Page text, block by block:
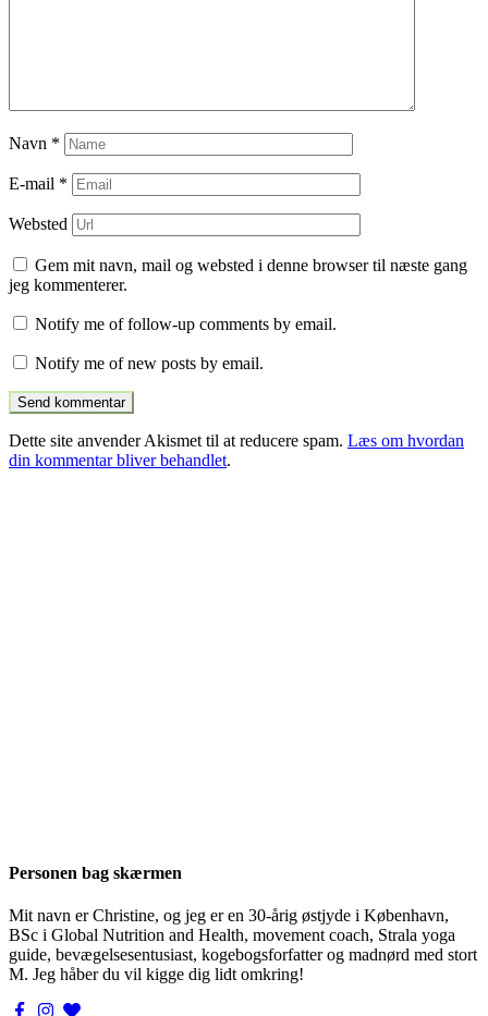
Navn *
E-mail *
Websted
Gem mit navn, mail og websted i denne browser til næste gang
jeg kommenterer.
Notify me of follow-up comments by email.
Notify me of new posts by email.
Dette site anvender Akismet til at reducere spam. Læs om hvordan
din kommentar bliver behandlet.
Personen bag skærmen
Mit navn er Christine, og jeg er en 30-årig østjyde i København,
BSc i Global Nutrition and Health, movement coach, Strala yoga
guide, bevægelsesentusiast, kogebogsforfatter og madnørd med stort
M. Jeg håber du vil kigge dig lidt omkring!